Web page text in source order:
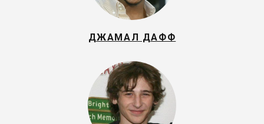
ДЖАМАЛ ДАФФ